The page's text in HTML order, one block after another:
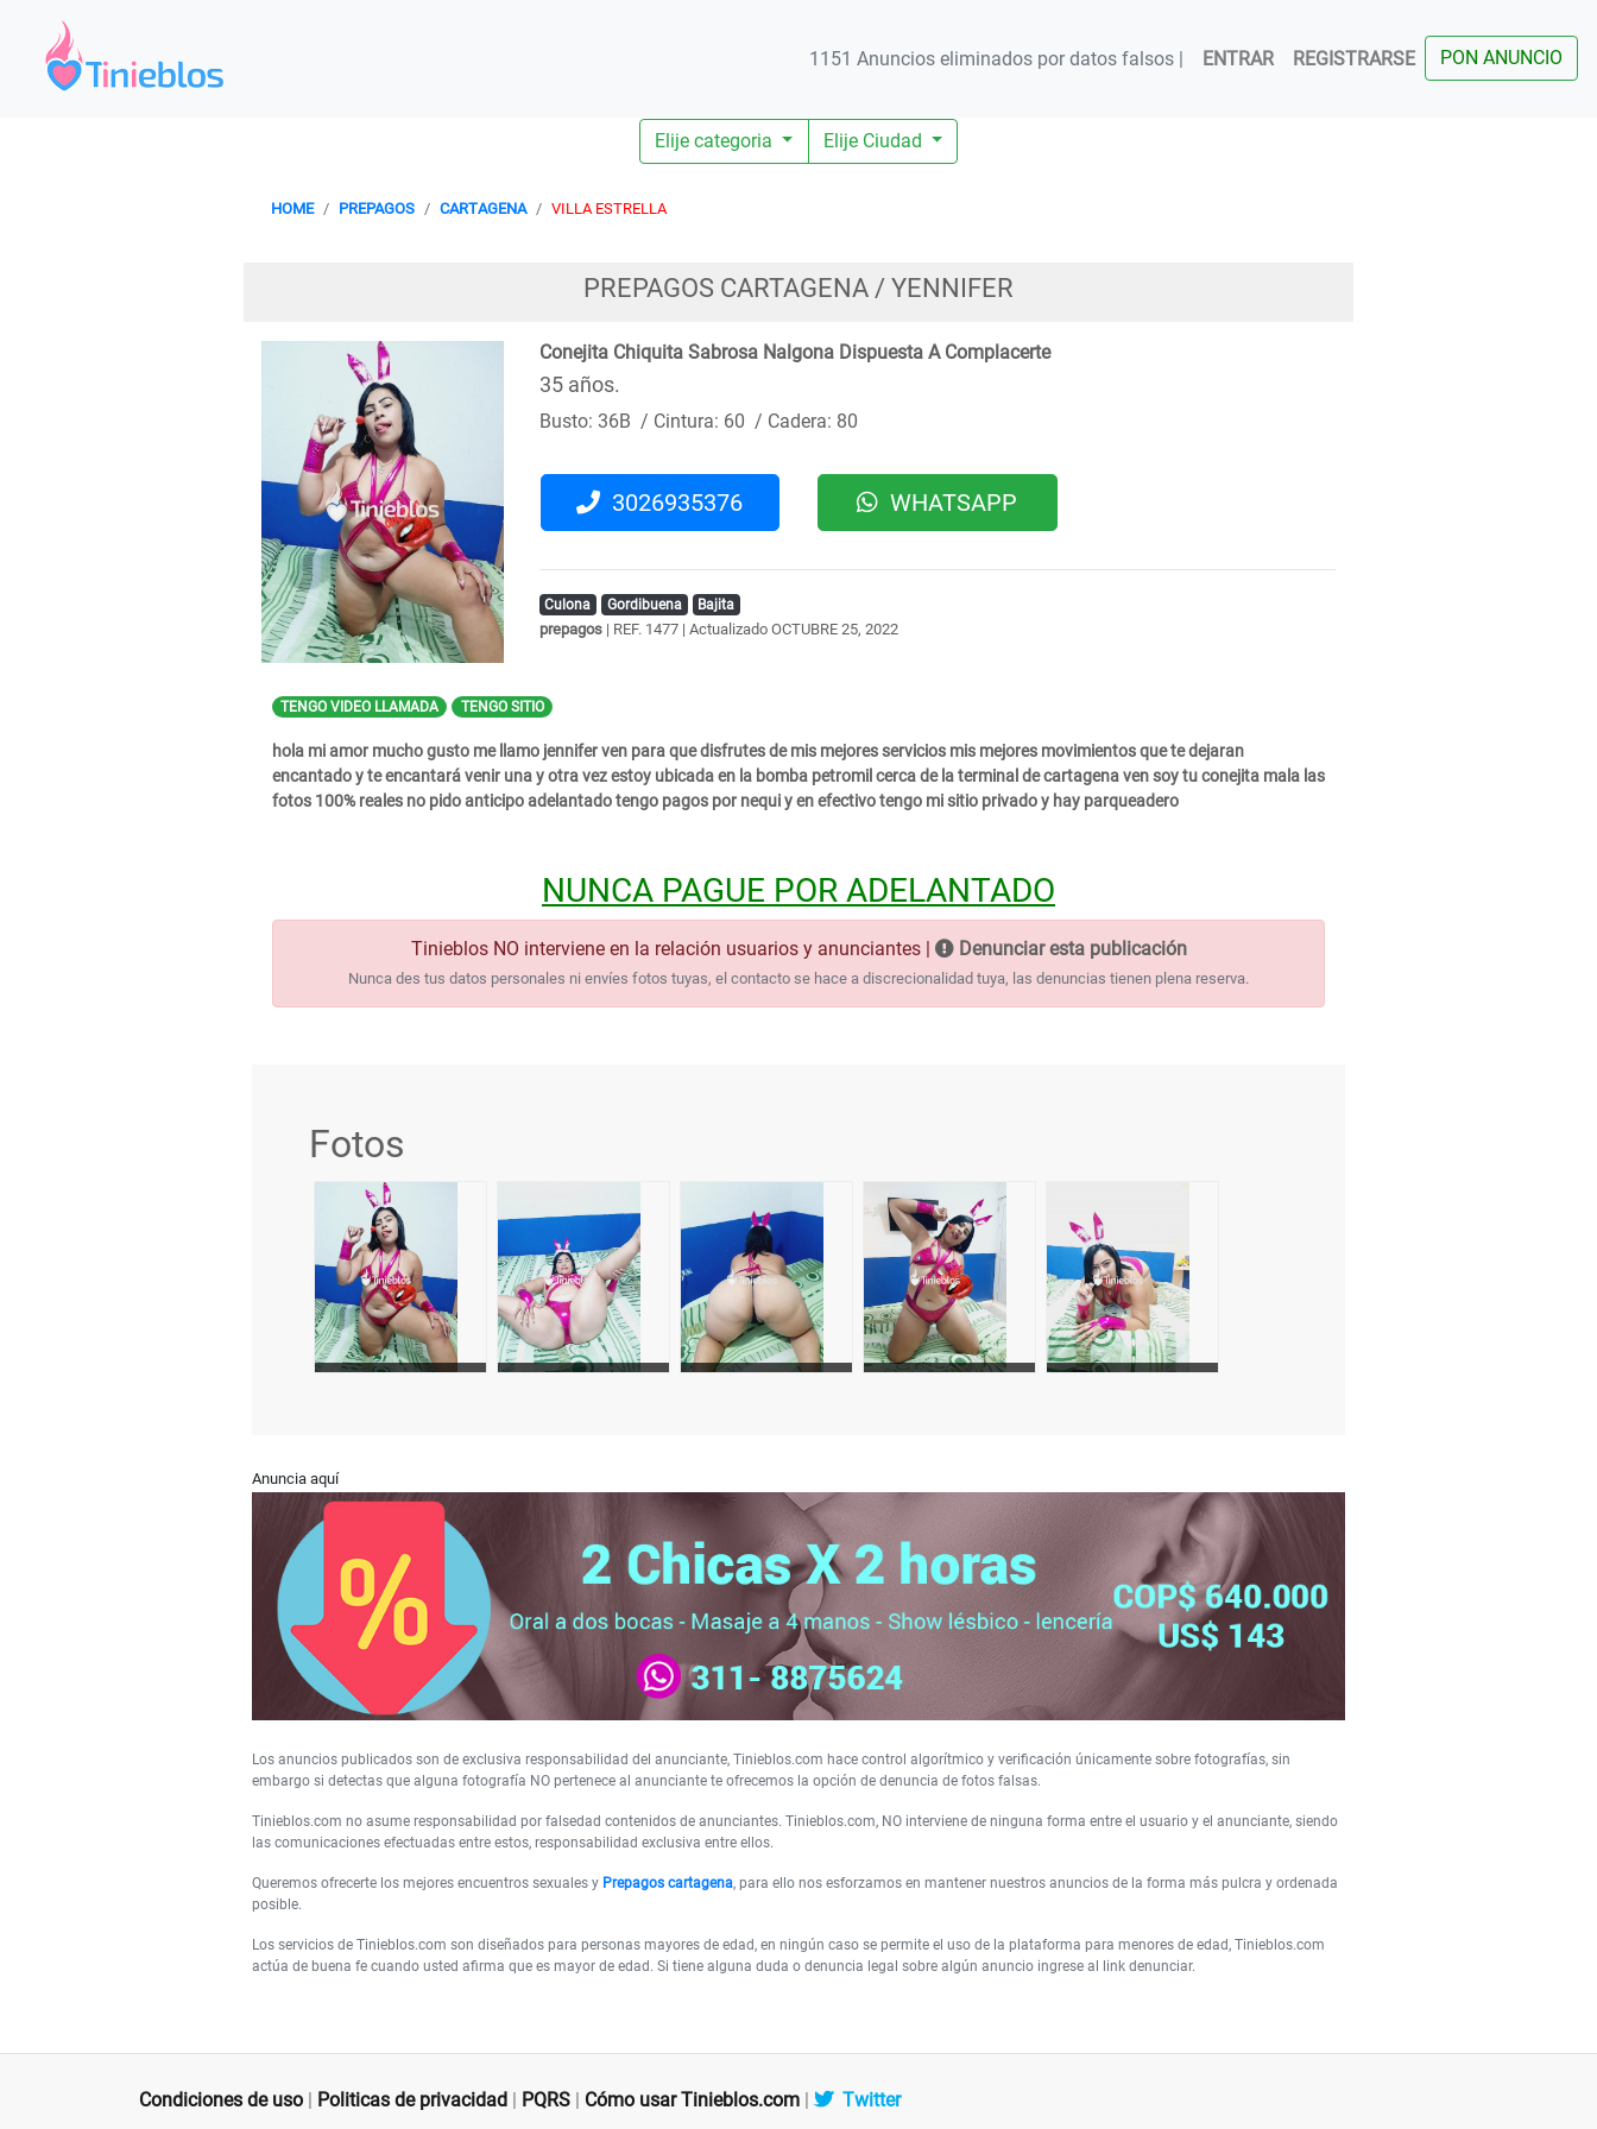
1151 Anuncios eliminados por datos falsos | ENTRAR REGISTRARSE PON ANUNCIO
Elije categoria Elije Ciudad
HOME PREPAGOS CARTAGENA VILLA ESTRELLA
PREPAGOS CARTAGENA / YENNIFER
Conejita Chiquita Sabrosa Nalgona Dispuesta A Complacerte
35 años.
Busto: 36B / Cintura: 60 / Cadera: 80
3026935376 WHATSAPP
Culona Gordibuena Bajita
prepagos| REF. 1477 | Actualizado OCTUBRE 25, 2022
TENGO VIDEO LLAMADA TENGO SITIO
hola mi amor mucho gusto me llamo jennifer ven para que disfrutes de mis mejores servicios mis mejores movimientos que te dejaran
encantado y te encantará venir una y otra vez estoy ubicada en la bomba petromil cerca de la terminal de cartagena ven soy tu conejita mala las
fotos 100% reales no pido anticipo adelantado tengo pagos por nequi y en efectivo tengo mi sitio privado y hay parqueadero
NUNCA PAGUE POR ADELANTADO
Tinieblos NO interviene en la relación usuarios y anunciantes | Denunciar esta publicación
Nunca des tus datos personales ni envíes fotos tuyas, el contacto se hace a discrecionalidad tuya, las denuncias tienen plena reserva.
Fotos
Anuncia aquí
Los anuncios publicados son de exclusiva responsabilidad del anunciante, Tinieblos.com hace control algorítmico y verificación únicamente sobre fotografías, sin
embargo si detectas que alguna fotografía NO pertenece al anunciante te ofrecemos la opción de denuncia de fotos falsas.
Tinieblos.com no asume responsabilidad por falsedad contenidos de anunciantes. Tinieblos.com, NO interviene de ninguna forma entre el usuario y el anunciante, siendo
las comunicaciones efectuadas entre estos, responsabilidad exclusiva entre ellos.
Queremos ofrecerte los mejores encuentros sexuales y Prepagos cartagena, para ello nos esforzamos en mantener nuestros anuncios de la forma más pulcra y ordenada
posible.
Los servicios de Tinieblos.com son diseñados para personas mayores de edad, en ningún caso se permite el uso de la plataforma para menores de edad, Tinieblos.com
actúa de buena fe cuando usted afirma que es mayor de edad. Si tiene alguna duda o denuncia legal sobre algún anuncio ingrese al link denunciar.
Condiciones de uso Politicas de privacidad PQRS Cómo usar Tinieblos.com | Twitter